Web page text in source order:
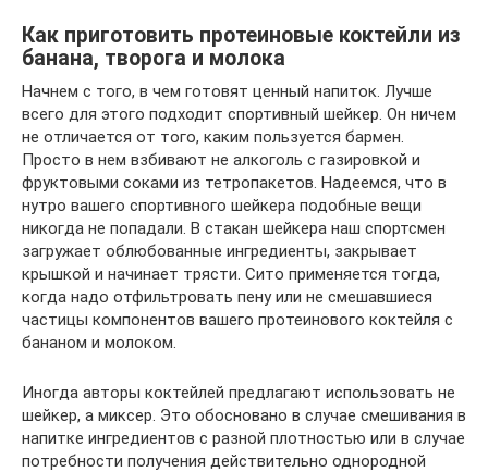
Как приготовить протеиновые коктейли из
банана, творога и молока
Начнем с того, в чем готовят ценный напиток. Лучше
всего для этого подходит спортивный шейкер. Он ничем
не отличается от того, каким пользуется бармен.
Просто в нем взбивают не алкоголь с газировкой и
фруктовыми соками из тетропакетов. Надеемся, что в
нутро вашего спортивного шейкера подобные вещи
никогда не попадали. В стакан шейкера наш спортсмен
загружает облюбованные ингредиенты, закрывает
крышкой и начинает трясти. Сито применяется тогда,
когда надо отфильтровать пену или не смешавшиеся
частицы компонентов вашего протеинового коктейля с
бананом и молоком.
Иногда авторы коктейлей предлагают использовать не
шейкер, а миксер. Это обосновано в случае смешивания в
напитке ингредиентов с разной плотностью или в случае
потребности получения действительно однородной